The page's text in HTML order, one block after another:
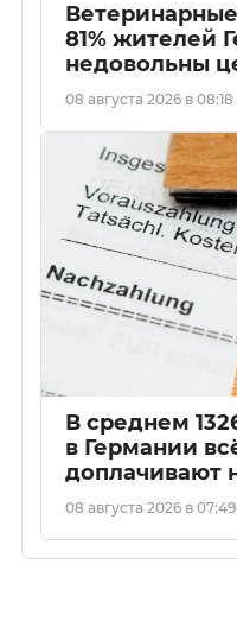
81% жителей
недовольны
08 августа 2026 в 08:18
В среднем
в Германии
доплачивают
08 августа 2026 в 07:49